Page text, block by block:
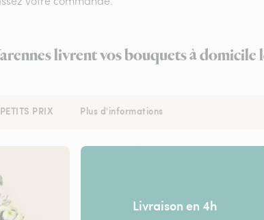
livrent vos bouquets à
PETITS PRIX Plus d'informations
Livraison en 4h